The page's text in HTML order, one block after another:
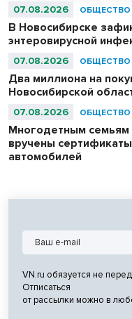
07.08.2026 ОБЩЕСТВО
В Новосибирске
энтеровирусной
07.08.2026 ОБЩЕСТВО
Два миллиона на
Новосибирской
07.08.2026 ОБЩЕСТВО
Многодетным семьям
вручены
автомобилей
VN.ru обязуется не
Отписаться
от рассылки можно в